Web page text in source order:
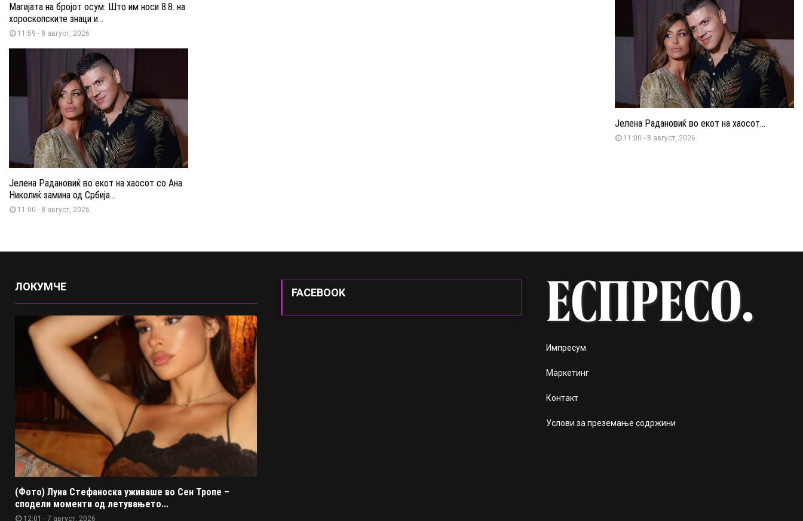
Магијата на бројот осум: Што им носи 8.8. на
хороскопските знаци и...
11:59 - 8 август, 2026
Јелена Радановиќ во екот на хаосот со Ана
Николиќ замина од Србија...
11:00 - 8 август, 2026
Јелена Радановиќ во екот на хаосот...
11:00 - 8 август, 2026
ЛОКУМЧЕ
(Фото) Луна Стефаноска уживаше во Сен Тропе –
сподели моменти од летувањето...
12:01 - 7 август, 2026
FACEBOOK
Импресум
Маркетинг
Контакт
Услови за преземање содржини